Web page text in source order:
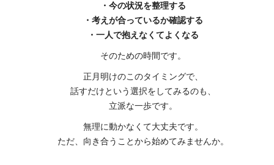
・今の状況を整理する
・考えが合っているか確認する
・一人で抱えなくてよくなる
そのための時間です。
正月明けのこのタイミングで、
話すだけという選択をしてみるのも、
立派な一歩です。
無理に動かなくて大丈夫です。
ただ、向き合うことから始めてみませんか。